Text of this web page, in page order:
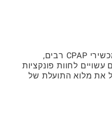
בעוד ש- MyAir ™ תומך במכשירי CPAP רבים,
לחוות פונקציות
את מלוא התועלת של